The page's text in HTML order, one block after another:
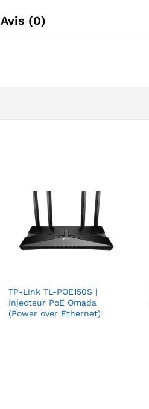
Avis (0)
TP-Link TL-POE150S |
Injecteur PoE Omada
(Power over Ethernet)